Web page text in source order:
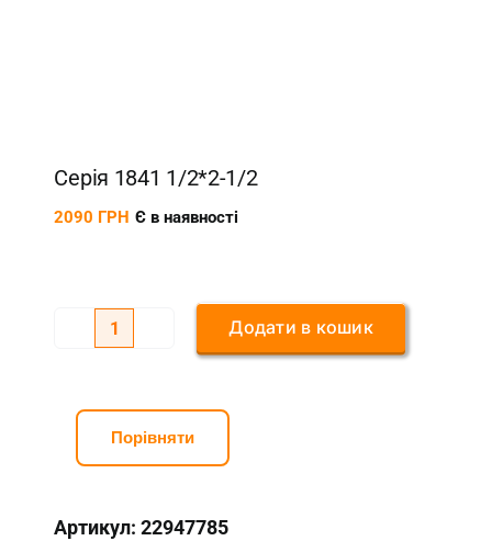
Серія 1841 1/2*2-1/2
2090 ГРН Є в наявності
Серія
1/2
кількість
Додати в кошик
Порівняти
Артикул:22947785